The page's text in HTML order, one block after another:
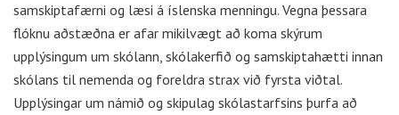
samskiptafærni og læsi á íslenska menningu. Vegna þessara
flóknu aðstæðna er afar mikilvægt að koma skýrum
upplýsingum um skólann, skólakerfið og samskiptahætti innan
skólans til nemenda og foreldra strax við fyrsta viðtal.
Upplýsingar um námið og skipulag skólastarfsins þurfa að